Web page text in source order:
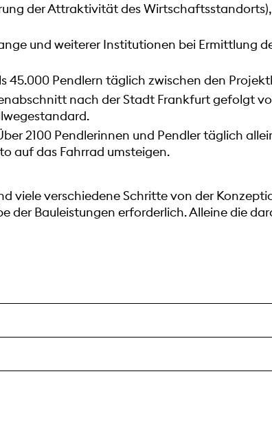
der Attraktivität des Wirtschaftsstandorts),
und weiterer Institutionen bei Ermittlung
45.000 Pendlern täglich zwischen den
nach der Stadt Frankfurt gefolgt
2100 Pendlerinnen und Pendler täglich
auf das Fahrrad umsteigen.
viele verschiedene Schritte von der
der Bauleistungen erforderlich. Alleine die